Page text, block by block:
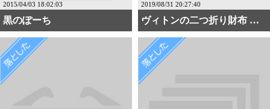
2015/04/03 18:02:03
黒のぽーち
2019/08/31 20:27:40
ヴィトンの二つ折り財布 ・・・